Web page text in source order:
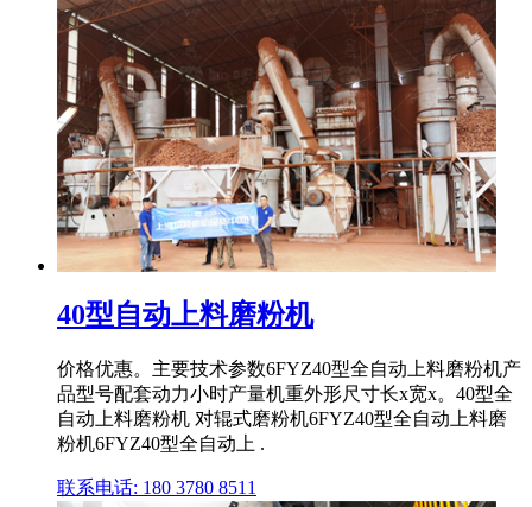
40型自动上料磨粉机
价格优惠。主要技术参数6FYZ40型全自动上料磨粉机产
品型号配套动力小时产量机重外形尺寸长x宽x。40型全
自动上料磨粉机 对辊式磨粉机6FYZ40型全自动上料磨
粉机6FYZ40型全自动上 .
联系电话: 180 3780 8511